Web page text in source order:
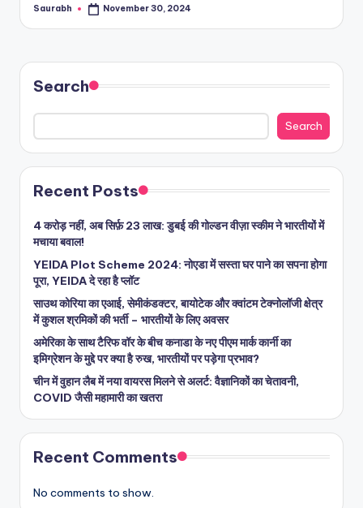
Posted
Saurabh November 30, 2024
Search
Search
Recent Posts
4 करोड़ नहीं, अब सिर्फ़ 23 लाख: डुबई की गोल्डन वीज़ा स्कीम ने भारतीयों में
मचाया बवाल!
YEIDA Plot Scheme 2024: नोएडा में सस्ता घर पाने का सपना होगा
पूरा, YEIDA दे रहा है प्लॉट
साउथ कोरिया का एआई, सेमीकंडक्टर, बायोटेक और क्वांटम टेक्नोलॉजी क्षेत्र
में कुशल श्रमिकों की भर्ती – भारतीयों के लिए अवसर
अमेरिका के साथ टैरिफ वॉर के बीच कनाडा के नए पीएम मार्क कार्नी का
इमिग्रेशन के मुद्दे पर क्या है रुख, भारतीयों पर पड़ेगा प्रभाव?
चीन में वुहान लैब में नया वायरस मिलने से अलर्ट: वैज्ञानिकों का चेतावनी,
COVID जैसी महामारी का खतरा
Recent Comments
No comments to show.